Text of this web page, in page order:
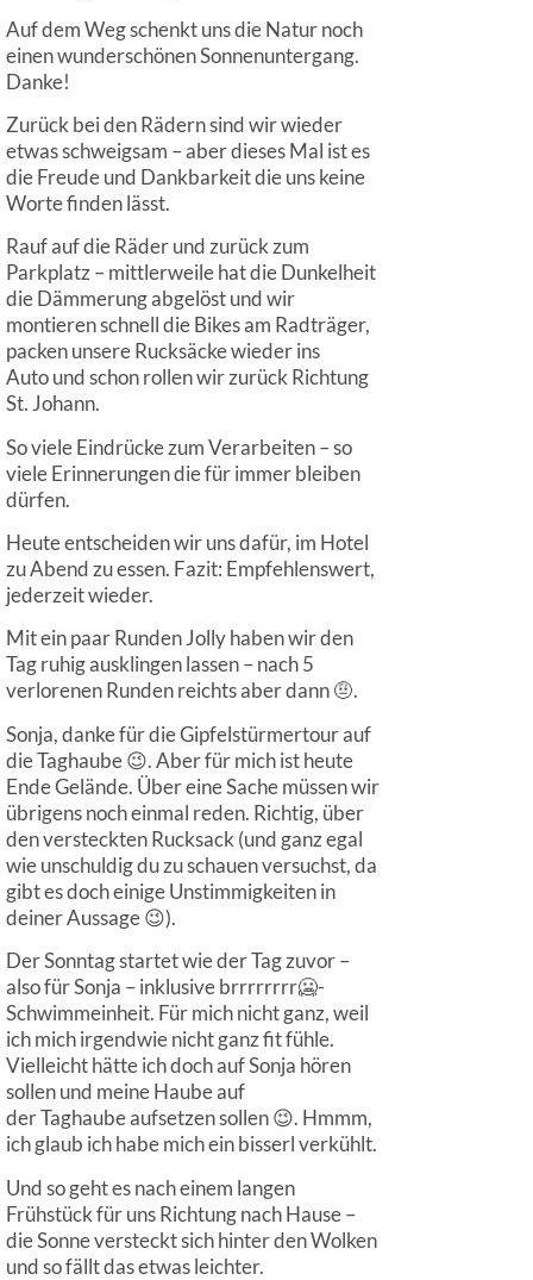
Auf dem Weg schenkt uns die Natur noch
einen wunderschönen Sonnenuntergang.
Danke!
Zurück bei den Rädern sind wir wieder
etwas schweigsam – aber dieses Mal ist es
die Freude und Dankbarkeit die uns keine
Worte finden lässt.
Rauf auf die Räder und zurück zum
Parkplatz – mittlerweile hat die Dunkelheit
die Dämmerung abgelöst und wir
montieren schnell die Bikes am Radträger,
packen unsere Rucksäcke wieder ins
Auto und schon rollen wir zurück Richtung
St. Johann.
So viele Eindrücke zum Verarbeiten – so
viele Erinnerungen die für immer bleiben
dürfen.
Heute entscheiden wir uns dafür, im Hotel
zu Abend zu essen. Fazit: Empfehlenswert,
jederzeit wieder.
Mit ein paar Runden Jolly haben wir den
Tag ruhig ausklingen lassen – nach 5
verlorenen Runden reichts aber dann 🤨.
Sonja, danke für die Gipfelstürmertour auf
die Taghaube 😉. Aber für mich ist heute
Ende Gelände. Über eine Sache müssen wir
übrigens noch einmal reden. Richtig, über
den versteckten Rucksack (und ganz egal
wie unschuldig du zu schauen versuchst, da
gibt es doch einige Unstimmigkeiten in
deiner Aussage 😉).
Der Sonntag startet wie der Tag zuvor –
also für Sonja – inklusive brrrrrrrr🥶-
Schwimmeinheit. Für mich nicht ganz, weil
ich mich irgendwie nicht ganz fit fühle.
Vielleicht hätte ich doch auf Sonja hören
sollen und meine Haube auf
der Taghaube aufsetzen sollen 😉. Hmmm,
ich glaub ich habe mich ein bisserl verkühlt.
Und so geht es nach einem langen
Frühstück für uns Richtung nach Hause –
die Sonne versteckt sich hinter den Wolken
und so fällt das etwas leichter.